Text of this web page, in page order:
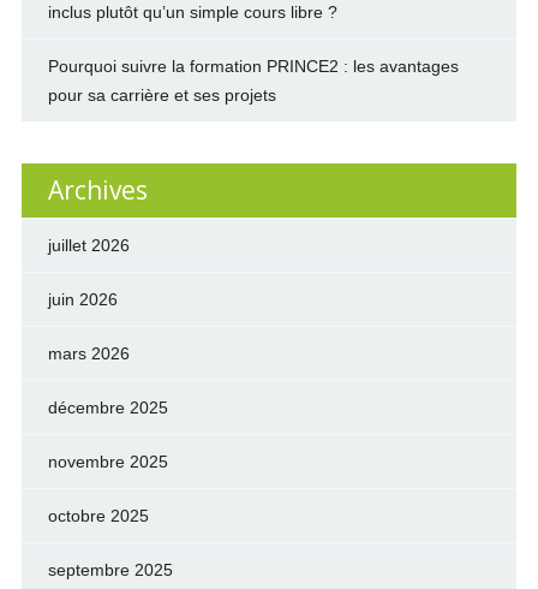
inclus plutôt qu’un simple cours libre ?
Pourquoi suivre la formation PRINCE2 : les avantages
pour sa carrière et ses projets
Archives
juillet 2026
juin 2026
mars 2026
décembre 2025
novembre 2025
octobre 2025
septembre 2025